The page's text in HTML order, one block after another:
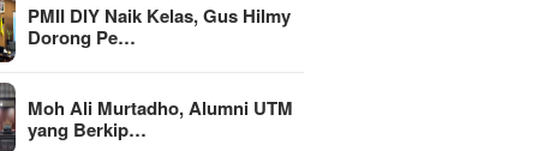
PMII DIY Naik Kelas, Gus Hilmy
Dorong Pe…
Moh Ali Murtadho, Alumni UTM
yang Berkip…